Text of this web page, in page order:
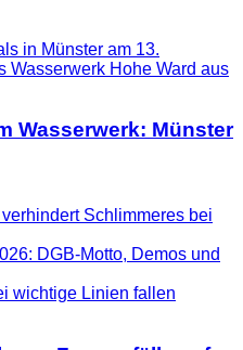
Wasserwerk: Münster
Schlimmeres bei
DGB-Motto, Demos und